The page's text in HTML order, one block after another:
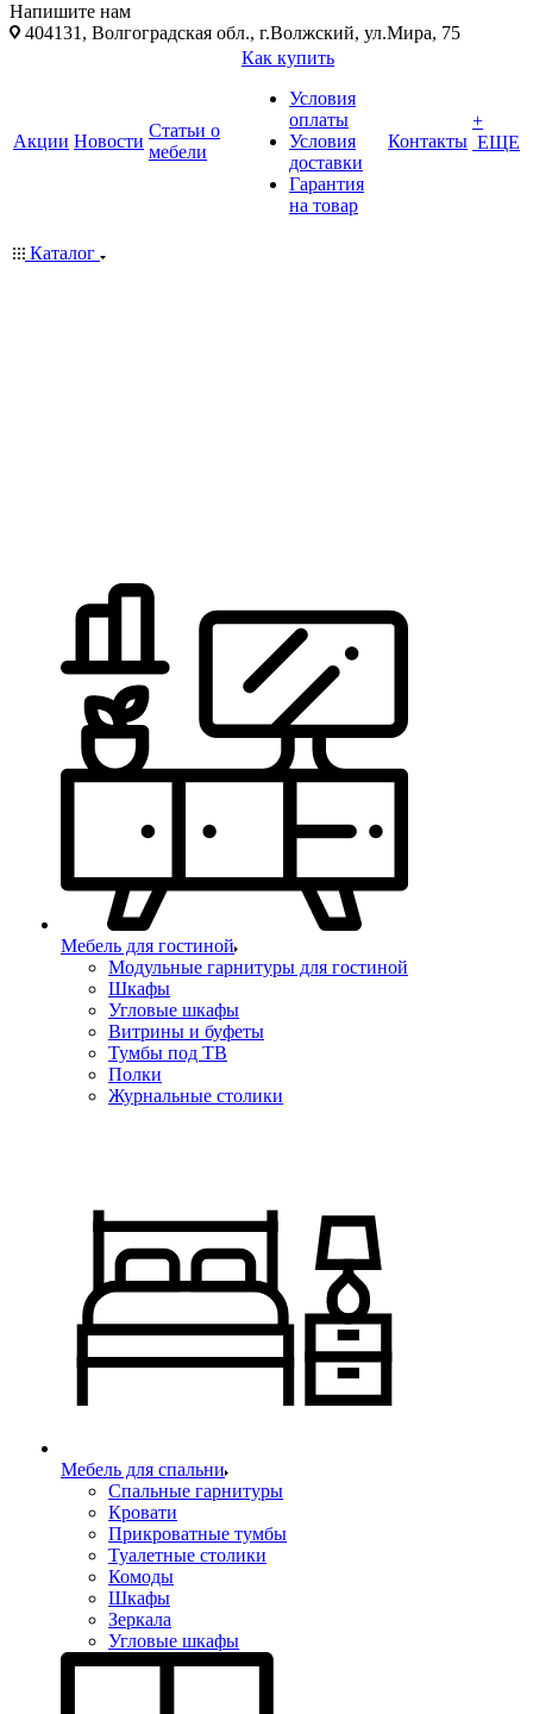
Напишите нам
404131, Волгоградская обл., г.Волжский, ул.Мира, 75
Акции Новости
Статьи о
мебели
Как купить
Условия
оплаты
Условия
доставки
Гарантия
на товар
Контакты
+
ЕЩЕ
Каталог
Мебель для гостиной
Модульные гарнитуры для гостиной
Шкафы
Угловые шкафы
Витрины и буфеты
Тумбы под ТВ
Полки
Журнальные столики
Мебель для спальни
Спальные гарнитуры
Кровати
Прикроватные тумбы
Туалетные столики
Комоды
Шкафы
Зеркала
Угловые шкафы